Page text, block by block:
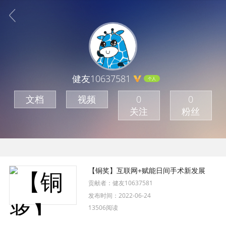
健友10637581 个人
文档 视频
0
关注
0
粉丝
【铜奖】互联网+赋能日间手术新发展
贡献者： 健友10637581
发布时间： 2022-06-24
13506阅读